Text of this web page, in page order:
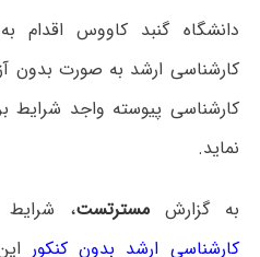
دانشگاه گنبد کاووس اقدام
کارشناسی ارشد به صورت بدون
نماید.
به گزارش مسترتست،
کارشناسی ارشد بدون کنکور